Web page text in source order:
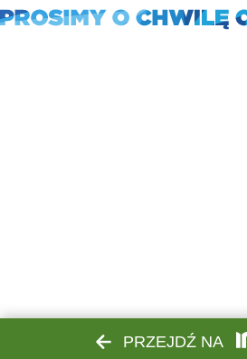
PRZEJDŹ NA